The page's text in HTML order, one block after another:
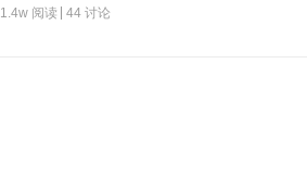
1.4w 阅读 44 讨论